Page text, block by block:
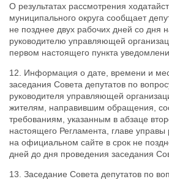
О результатах рассмотрения
муниципального округа сообщает
не позднее двух рабочих дней со дня
руководителю управляющей
первом настоящего пункта
12. Информация о дате, времени и
заседания Совета депутатов по
руководителя управляющей
жителям, направившим обращения,
требованиям, указанным в абзаце
настоящего Регламента, главе
на официальном сайте в срок не
дней до дня проведения заседания
13. Заседание Совета депутатов по